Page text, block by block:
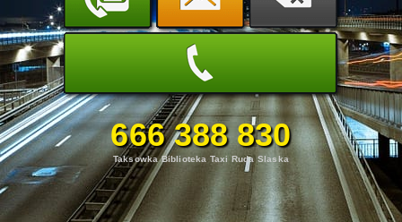
666 388 830
Taksowka Biblioteka Taxi Ruda Slaska